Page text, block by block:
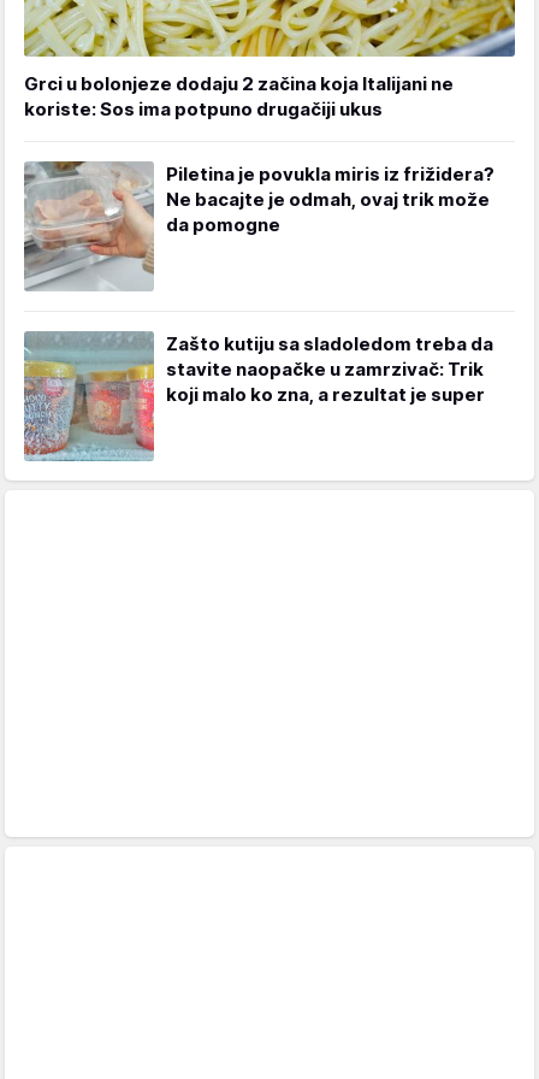
Grci u bolonjeze dodaju 2 začina koja Italijani ne
koriste: Sos ima potpuno drugačiji ukus
Piletina je povukla miris iz frižidera?
Ne bacajte je odmah, ovaj trik može
da pomogne
Zašto kutiju sa sladoledom treba da
stavite naopačke u zamrzivač: Trik
koji malo ko zna, a rezultat je super